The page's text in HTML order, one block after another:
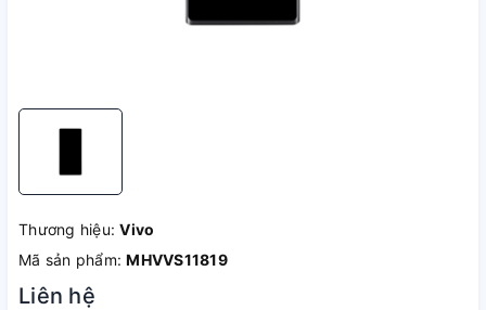
Thương hiệu:Vivo
Mã sản phẩm:MHVVS11819
Liên hệ